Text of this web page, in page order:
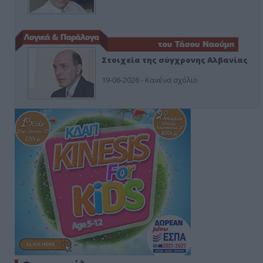
Στοιχεία της σύγχρονης Αλβανίας
19-06-2026 - Κανένα σχόλιο